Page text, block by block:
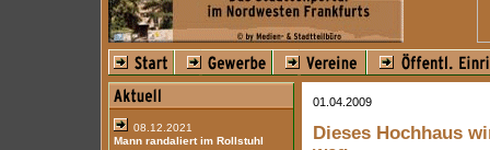
08.12.2021
Mann randaliert im Rollstuhl
01.04.2009
Dieses Hochhaus